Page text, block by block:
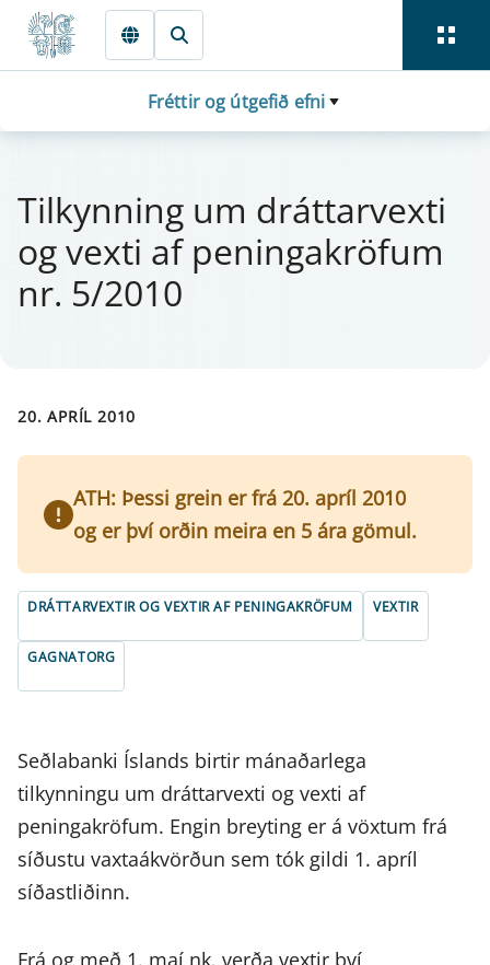
Fara beint í Meginmál
Fréttir og útgefið efni
Til­kynn­ing um drá­tt­a­rvexti
og vexti af pen­inga­krö­f­um
nr. 5/2010
20. APRÍL 2010
ATH: Þessi grein er frá 20. apríl 2010
og er því orðin meira en 5 ára gömul.
DRÁTTARVEXTIR OG VEXTIR AF PENINGAKRÖFUM VEXTIR
GAGNATORG
Seðlabanki Íslands birtir mánaðarlega
tilkynningu um dráttarvexti og vexti af
peningakröfum. Engin breyting er á vöxtum frá
síðustu vaxtaákvörðun sem tók gildi 1. apríl
síðastliðinn.